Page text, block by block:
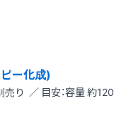
ー化成)
り ／ 目安：容量 約